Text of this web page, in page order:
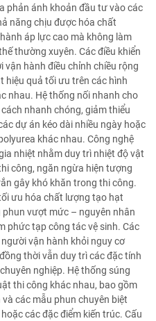
phản ánh khoản đầu tư vào các
năng chịu được hóa chất
áp lực cao mà không làm
thường xuyên. Các điều khiển
vận hành điều chỉnh chiều rộng
hiệu quả tối ưu trên các hình
nhau. Hệ thống nối nhanh cho
nhanh chóng, giảm thiểu
dự án kéo dài nhiều ngày hoặc
khác nhau. Công nghệ
nhiệt nhằm duy trì nhiệt độ vật
công, ngăn ngừa hiện tượng
gây khó khăn trong thi công.
ưu hóa chất lượng tạo hạt
vượt mức – nguyên nhân
phức tạp công tác vệ sinh. Các
vận hành khỏi nguy cơ
thời vẫn duy trì các đặc tính
nghiệp. Hệ thống súng
thi công khác nhau, bao gồm
các mẫu phun chuyên biệt
các đặc điểm kiến trúc. Cấu